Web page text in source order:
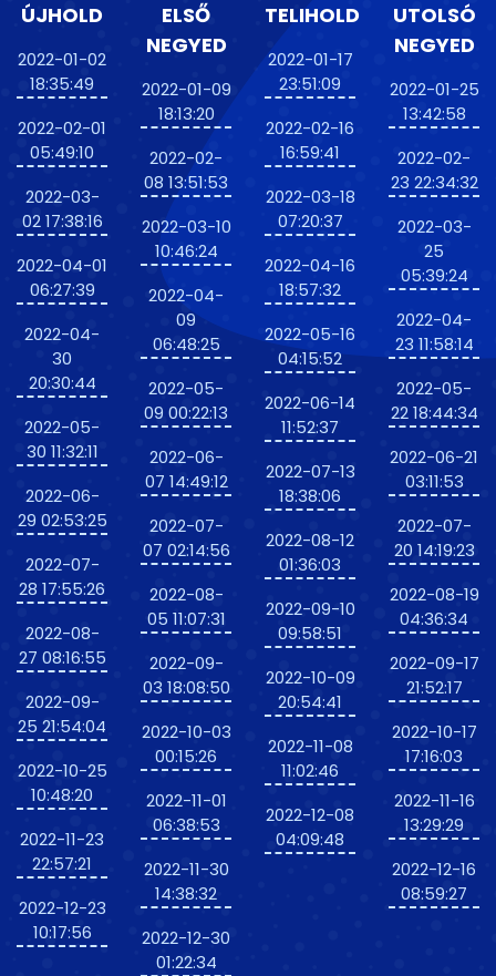
ÚJHOLD
2022-01-02
18:35:49
2022-02-01
05:49:10
2022-03-
02 17:38:16
2022-04-01
06:27:39
2022-04-
30
20:30:44
2022-05-
30 11:32:11
2022-06-
29 02:53:25
2022-07-
28 17:55:26
2022-08-
27 08:16:55
2022-09-
25 21:54:04
2022-10-25
10:48:20
2022-11-23
22:57:21
2022-12-23
10:17:56
ELSŐ
NEGYED
2022-01-09
18:13:20
2022-02-
08 13:51:53
2022-03-10
10:46:24
2022-04-
09
06:48:25
2022-05-
09 00:22:13
2022-06-
07 14:49:12
2022-07-
07 02:14:56
2022-08-
05 11:07:31
2022-09-
03 18:08:50
2022-10-03
00:15:26
2022-11-01
06:38:53
2022-11-30
14:38:32
2022-12-30
01:22:34
TELIHOLD
2022-01-17
23:51:09
2022-02-16
16:59:41
2022-03-18
07:20:37
2022-04-16
18:57:32
2022-05-16
04:15:52
2022-06-14
11:52:37
2022-07-13
18:38:06
2022-08-12
01:36:03
2022-09-10
09:58:51
2022-10-09
20:54:41
2022-11-08
11:02:46
2022-12-08
04:09:48
UTOLSÓ
NEGYED
2022-01-25
13:42:58
2022-02-
23 22:34:32
2022-03-
25
05:39:24
2022-04-
23 11:58:14
2022-05-
22 18:44:34
2022-06-21
03:11:53
2022-07-
20 14:19:23
2022-08-19
04:36:34
2022-09-17
21:52:17
2022-10-17
17:16:03
2022-11-16
13:29:29
2022-12-16
08:59:27